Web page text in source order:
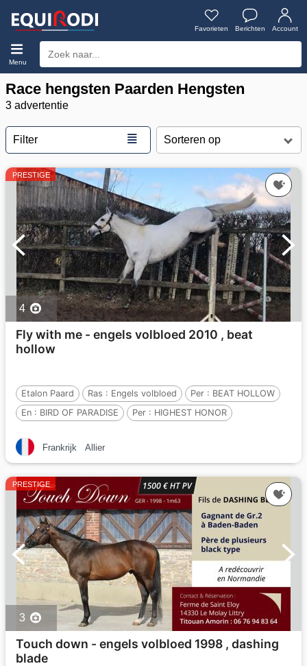
Favorieten Berichten Account
Menu
Race hengsten Paarden Hengsten
3 advertentie
Filter ≣
PRESTIGE
4
Fly with me - engels volbloed 2010 , beat
hollow
Etalon Paard Ras : Engels volbloed Per : BEAT HOLLOW
En : BIRD OF PARADISE Per : HIGHEST HONOR
Frankrijk Allier
PRESTIGE
3
Touch down - engels volbloed 1998 , dashing
blade